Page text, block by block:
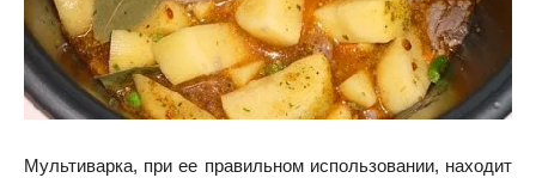
Мультиварка, при ее правильном использовании, находит